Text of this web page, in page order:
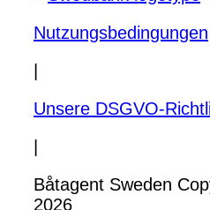
Nutzungsbedingungen
Unsere DSGVO-
Båtagent Sweden
2026